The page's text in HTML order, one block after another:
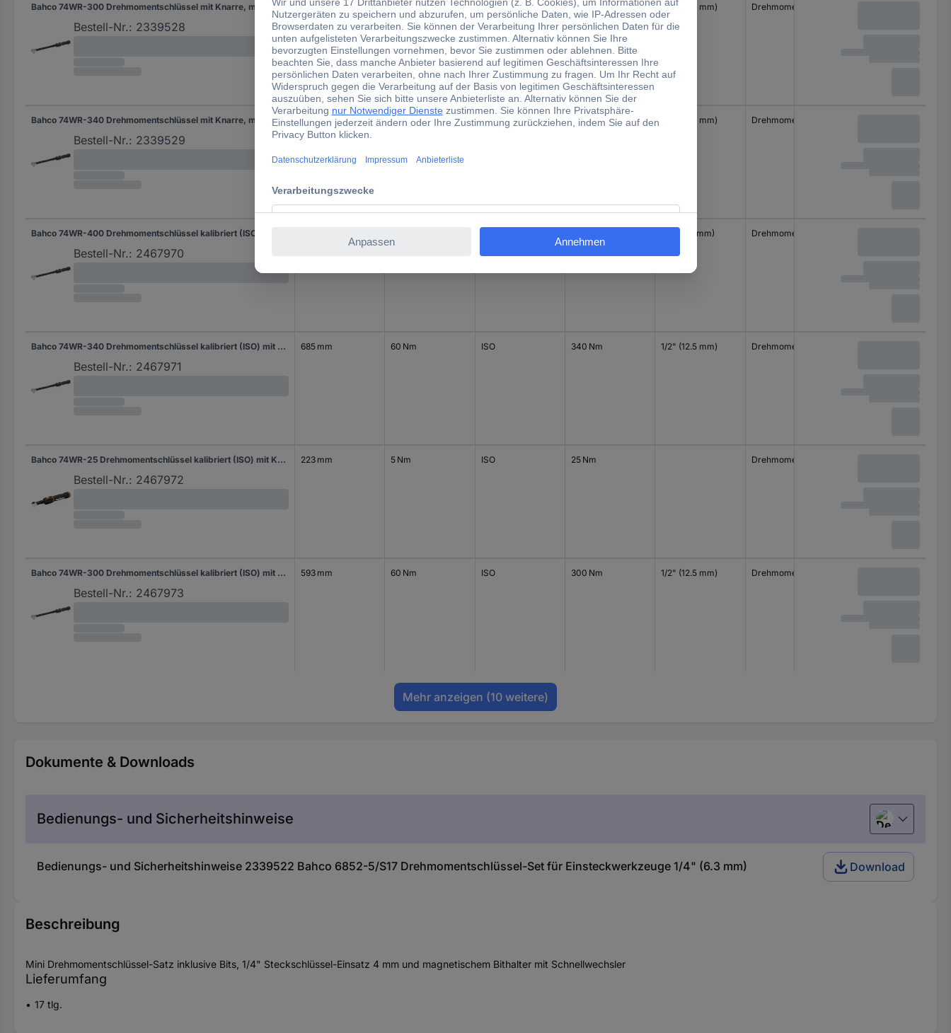
Bahco 74WR-300 Drehmomentschlüssel mit Knarre, mit Durchsteckvierkant, ausschaltend 1/2" (12.5 mm) 60 - 300 Nm
Bestell-Nr.: 2339528
593 mm 60 Nm
Werksstandard
(ohne Zertifikat)
300 Nm 1/2" (12.5 mm) Drehmomentschlüssel
Bahco 74WR-340 Drehmomentschlüssel mit Knarre, mit Durchsteckvierkant, ausschaltend 1/2" (12.5 mm) 60 - 340 Nm
Bestell-Nr.: 2339529
685 mm 60 Nm
Werksstandard
(ohne Zertifikat)
340 Nm 1/2" (12.5 mm) Drehmomentschlüssel
Bestell-Nr.: 2467970
3/4" (20 mm) Drehmomentschlüssel
Bahco 74WR-340 Drehmomentschlüssel kalibriert (ISO) mit Knarre, mit Durchsteckvierkant, ausschaltend 1/2" (12.5 mm) 60 - 340 Nm
Bestell-Nr.: 2467971
685 mm 60 Nm ISO 340 Nm 1/2" (12.5 mm) Drehmomentschlüssel
Bahco 74WR-25 Drehmomentschlüssel kalibriert (ISO) mit Knarre, mit Durchsteckvierkant, ausschaltend, für Einsteckwerkzeuge 5 - 25 Nm
Bestell-Nr.: 2467972
223 mm 5 Nm ISO 25 Nm Drehmomentschlüssel
Bahco 74WR-300 Drehmomentschlüssel kalibriert (ISO) mit Knarre, mit Durchsteckvierkant, ausschaltend 1/2" (12.5 mm) 60 - 300 Nm
Bestell-Nr.: 2467973
593 mm 60 Nm ISO 300 Nm 1/2" (12.5 mm) Drehmomentschlüssel
Mehr anzeigen (10 weitere)
Dokumente & Downloads
Bedienungs- und Sicherheitshinweise Deutsch
Bedienungs- und Sicherheitshinweise 2339522 Bahco 6852-5/S17 Drehmomentschlüssel-Set für Einsteckwerkzeuge 1/4" (6.3 mm) Download
Beschreibung
Mini Drehmomentschlüssel-Satz inklusive Bits, 1/4" Steckschlüssel-Einsatz 4 mm und magnetischem Bithalter mit Schnellwechsler
Lieferumfang
17 tlg.